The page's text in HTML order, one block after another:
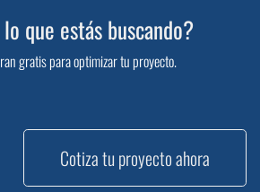
que estás buscando?
gratis para optimizar tu proyecto.
Cotiza tu proyecto ahora